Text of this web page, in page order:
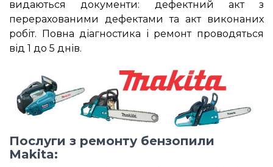
видаються документи: дефектний акт з
перерахованими дефектами та акт виконаних
робіт. Повна діагностика і ремонт проводяться
від 1 до 5 днів.
Послуги з ремонту бензопили
Makita: